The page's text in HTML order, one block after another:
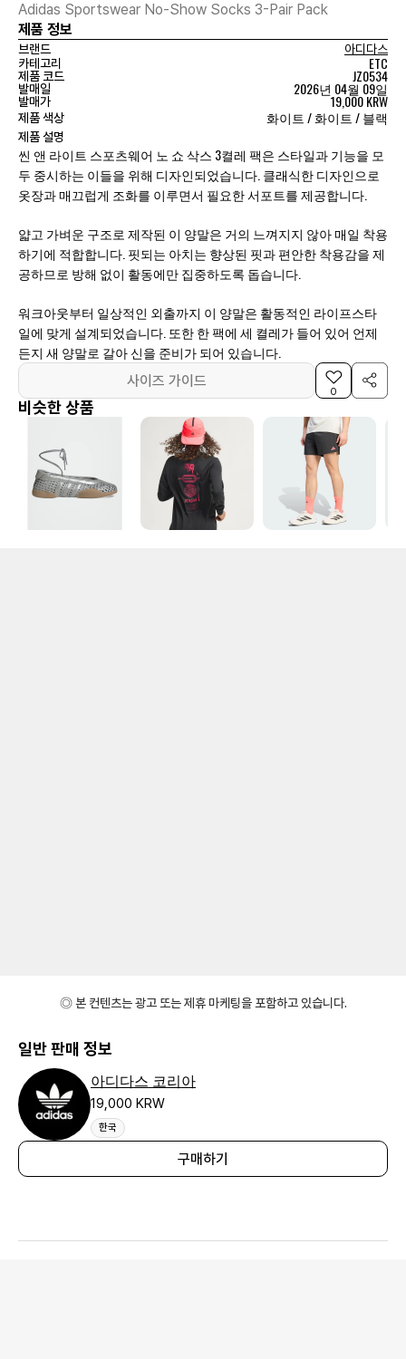
Adidas Sportswear No-Show Socks 3-Pair Pack
제품 정보
브랜드
아디다스
카테고리
ETC
제품 코드 JZ0534
발매일 2026년 04월 09일
발매가 19,000 KRW
제품 색상 화이트 / 화이트 / 블랙
제품 설명
씬 앤 라이트 스포츠웨어 노 쇼 삭스 3켤레 팩은 스타일과 기능을 모
두 중시하는 이들을 위해 디자인되었습니다. 클래식한 디자인으로
옷장과 매끄럽게 조화를 이루면서 필요한 서포트를 제공합니다.
얇고 가벼운 구조로 제작된 이 양말은 거의 느껴지지 않아 매일 착용
하기에 적합합니다. 핏되는 아치는 향상된 핏과 편안한 착용감을 제
공하므로 방해 없이 활동에만 집중하도록 돕습니다.
워크아웃부터 일상적인 외출까지 이 양말은 활동적인 라이프스타
일에 맞게 설계되었습니다. 또한 한 팩에 세 켤레가 들어 있어 언제
든지 새 양말로 갈아 신을 준비가 되어 있습니다.
사이즈 가이드
0
비슷한 상품
◎ 본 컨텐츠는 광고 또는 제휴 마케팅을 포함하고 있습니다.
일반 판매 정보
아디다스 코리아
19,000 KRW
한국
구매하기